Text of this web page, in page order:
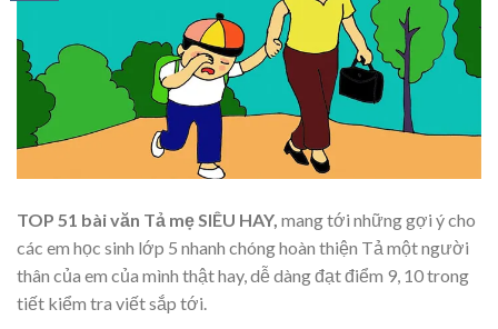
TOP 51 bài văn Tả mẹ SIÊU HAY, mang tới những gợi ý cho
các em học sinh lớp 5 nhanh chóng hoàn thiện Tả một người
thân của em của mình thật hay, dễ dàng đạt điểm 9, 10 trong
tiết kiểm tra viết sắp tới.